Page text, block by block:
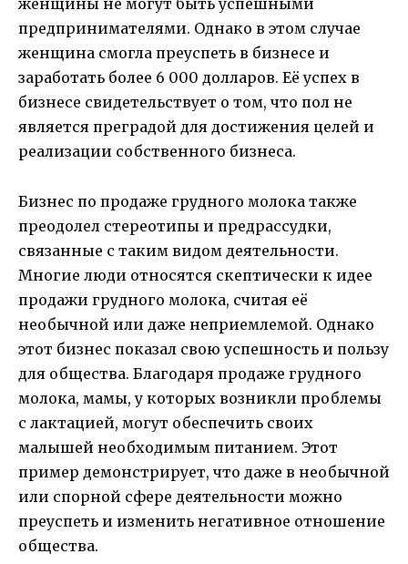
женщины не могут быть успешными
предпринимателями. Однако в этом случае
женщина смогла преуспеть в бизнесе и
заработать более 6 000 долларов. Её успех в
бизнесе свидетельствует о том, что пол не
является преградой для достижения целей и
реализации собственного бизнеса.
Бизнес по продаже грудного молока также
преодолел стереотипы и предрассудки,
связанные с таким видом деятельности.
Многие люди относятся скептически к идее
продажи грудного молока, считая её
необычной или даже неприемлемой. Однако
этот бизнес показал свою успешность и пользу
для общества. Благодаря продаже грудного
молока, мамы, у которых возникли проблемы
с лактацией, могут обеспечить своих
малышей необходимым питанием. Этот
пример демонстрирует, что даже в необычной
или спорной сфере деятельности можно
преуспеть и изменить негативное отношение
общества.